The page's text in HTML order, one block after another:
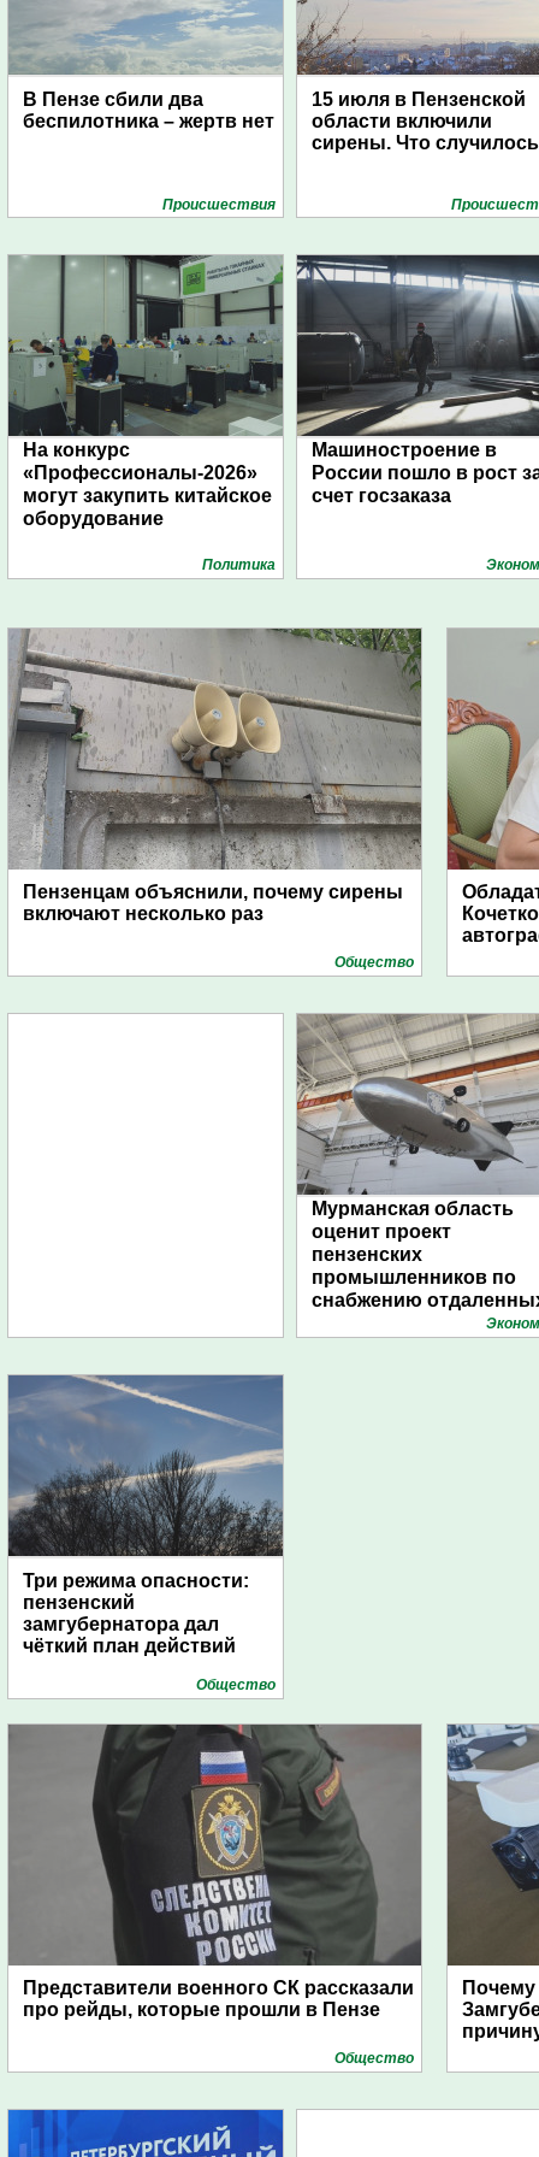
В Пензе сбили два
беспилотника – жертв нет
Проиcшествия
15 июля в Пензенской
области включили
сирены. Что
На конкурс
«Профессионалы-2026»
могут закупить китайское
оборудование
Политика
Машиностроение в
России пошло в рост
счет госзаказа
Пензенцам объяснили, почему сирены
включают несколько раз
Общество
Мурманская область
оценит проект
пензенских
промышленников по
снабжению
поселений с помощью
Три режима опасности:
пензенский
замгубернатора дал
чёткий план действий
Общество
Представители военного СК рассказали
про рейды, которые прошли в Пензе
Общество